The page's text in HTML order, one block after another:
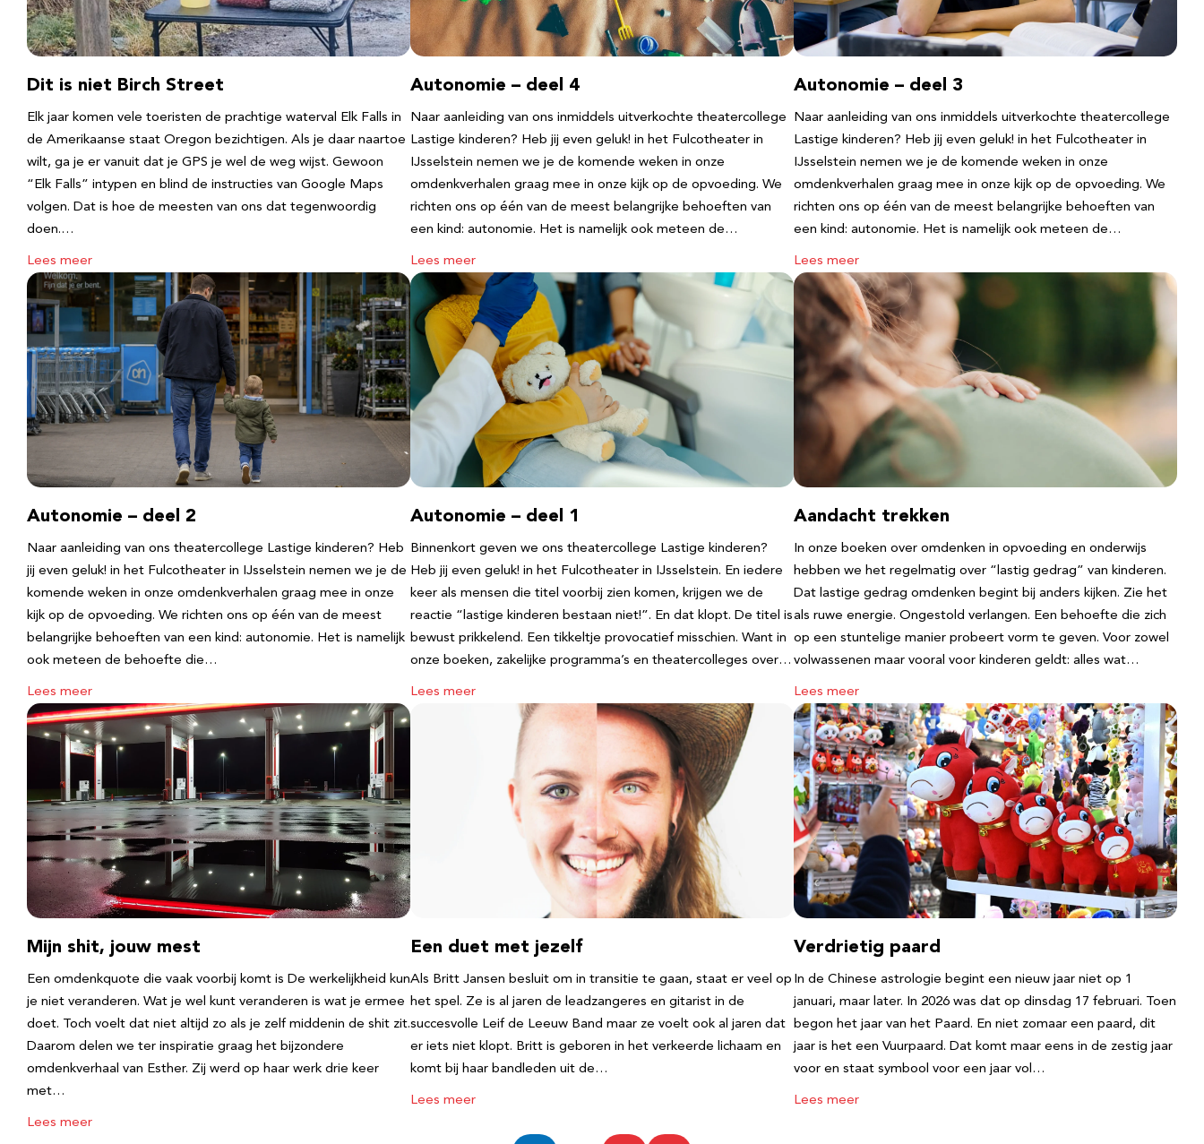
Dit is niet Birch Street
Elk jaar komen vele toeristen de prachtige waterval Elk Falls in
de Amerikaanse staat Oregon bezichtigen. Als je daar naartoe
wilt, ga je er vanuit dat je GPS je wel de weg wijst. Gewoon
“Elk Falls” intypen en blind de instructies van Google Maps
volgen. Dat is hoe de meesten van ons dat tegenwoordig
doen.…
Lees meer
Autonomie – deel 4
Naar aanleiding van ons inmiddels uitverkochte theatercollege
Lastige kinderen? Heb jij even geluk! in het Fulcotheater in
IJsselstein nemen we je de komende weken in onze
omdenkverhalen graag mee in onze kijk op de opvoeding. We
richten ons op één van de meest belangrijke behoeften van
een kind: autonomie. Het is namelijk ook meteen de…
Lees meer
Autonomie – deel 3
Naar aanleiding van ons inmiddels uitverkochte theatercollege
Lastige kinderen? Heb jij even geluk! in het Fulcotheater in
IJsselstein nemen we je de komende weken in onze
omdenkverhalen graag mee in onze kijk op de opvoeding. We
richten ons op één van de meest belangrijke behoeften van
een kind: autonomie. Het is namelijk ook meteen de…
Lees meer
Autonomie – deel 2
Naar aanleiding van ons theatercollege Lastige kinderen? Heb
jij even geluk! in het Fulcotheater in IJsselstein nemen we je de
komende weken in onze omdenkverhalen graag mee in onze
kijk op de opvoeding. We richten ons op één van de meest
belangrijke behoeften van een kind: autonomie. Het is namelijk
ook meteen de behoefte die…
Lees meer
Autonomie – deel 1
Binnenkort geven we ons theatercollege Lastige kinderen?
Heb jij even geluk! in het Fulcotheater in IJsselstein. En iedere
keer als mensen die titel voorbij zien komen, krijgen we de
reactie “lastige kinderen bestaan niet!”. En dat klopt. De titel is
bewust prikkelend. Een tikkeltje provocatief misschien. Want in
onze boeken, zakelijke programma’s en theatercolleges over…
Lees meer
Aandacht trekken
In onze boeken over omdenken in opvoeding en onderwijs
hebben we het regelmatig over “lastig gedrag” van kinderen.
Dat lastige gedrag omdenken begint bij anders kijken. Zie het
als ruwe energie. Ongestold verlangen. Een behoefte die zich
op een stuntelige manier probeert vorm te geven. Voor zowel
volwassenen maar vooral voor kinderen geldt: alles wat…
Lees meer
Mijn shit, jouw mest
Een omdenkquote die vaak voorbij komt is De werkelijkheid kun
je niet veranderen. Wat je wel kunt veranderen is wat je ermee
doet. Toch voelt dat niet altijd zo als je zelf middenin de shit zit.
Daarom delen we ter inspiratie graag het bijzondere
omdenkverhaal van Esther. Zij werd op haar werk drie keer
met…
Lees meer
Een duet met jezelf
Als Britt Jansen besluit om in transitie te gaan, staat er veel op
het spel. Ze is al jaren de leadzangeres en gitarist in de
succesvolle Leif de Leeuw Band maar ze voelt ook al jaren dat
er iets niet klopt. Britt is geboren in het verkeerde lichaam en
komt bij haar bandleden uit de…
Lees meer
Verdrietig paard
In de Chinese astrologie begint een nieuw jaar niet op 1
januari, maar later. In 2026 was dat op dinsdag 17 februari. Toen
begon het jaar van het Paard. En niet zomaar een paard, dit
jaar is het een Vuurpaard. Dat komt maar eens in de zestig jaar
voor en staat symbool voor een jaar vol…
Lees meer